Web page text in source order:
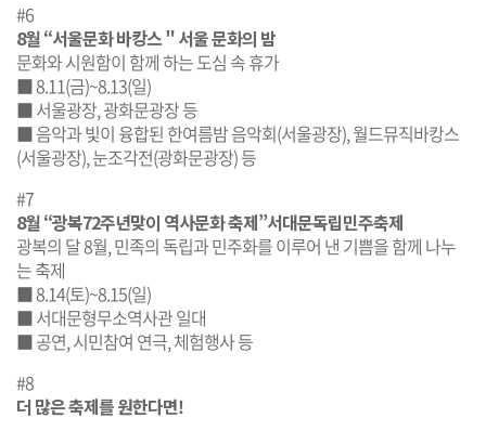
#6
8월 “서울문화 바캉스＂서울 문화의 밤
문화와 시원함이 함께 하는 도심 속 휴가
■ 8.11(금)~8.13(일)
■ 서울광장, 광화문광장 등
■ 음악과 빛이 융합된 한여름밤 음악회(서울광장), 월드뮤직바캉스
(서울광장), 눈조각전(광화문광장) 등
#7
8월 “광복72주년맞이 역사문화 축제”서대문독립민주축제
광복의 달 8월, 민족의 독립과 민주화를 이루어 낸 기쁨을 함께 나누
는 축제
■ 8.14(토)~8.15(일)
■ 서대문형무소역사관 일대
■ 공연, 시민참여 연극, 체험행사 등
#8
더 많은 축제를 원한다면!